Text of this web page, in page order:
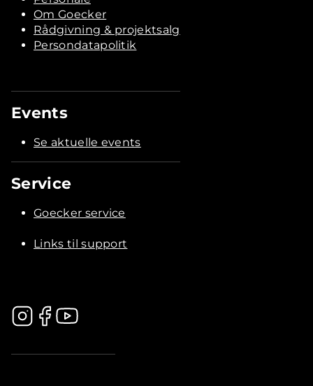
Om Goecker
Rådgivning & projektsalg
Persondatapolitik
Events
Se aktuelle events
Service
Goecker service
Links til support